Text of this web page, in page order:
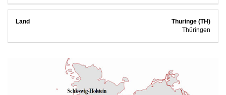
Thuringe (TH)
Thüringen